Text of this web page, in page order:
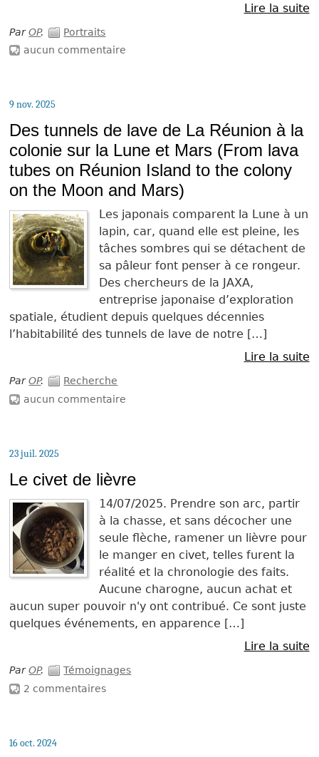
Lire la suite
ParOP.
Portraits
aucun commentaire
9 nov. 2025
Des tunnels de lave de La Réunion à la
colonie sur la Lune et Mars (From lava
tubes on Réunion Island to the colony
on the Moon and Mars)
Les japonais comparent la Lune à un
lapin, car, quand elle est pleine, les
tâches sombres qui se détachent de
sa pâleur font penser à ce rongeur.
Des chercheurs de la JAXA,
entreprise japonaise d’exploration
spatiale, étudient depuis quelques décennies
l’habitabilité des tunnels de lave de notre […]
Lire la suite
ParOP.
Recherche
aucun commentaire
23 juil. 2025
Le civet de lièvre
14/07/2025. Prendre son arc, partir
à la chasse, et sans décocher une
seule flèche, ramener un lièvre pour
le manger en civet, telles furent la
réalité et la chronologie des faits.
Aucune charogne, aucun achat et
aucun super pouvoir n'y ont contribué. Ce sont juste
quelques événements, en apparence […]
Lire la suite
ParOP.
Témoignages
2 commentaires
16 oct. 2024